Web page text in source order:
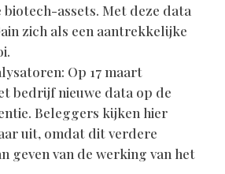
biotech-assets. Met deze data
zich als een aantrekkelijke
Op 17 maart
bedrijf nieuwe data op de
Beleggers kijken hier
uit, omdat dit verdere
geven van de werking van het